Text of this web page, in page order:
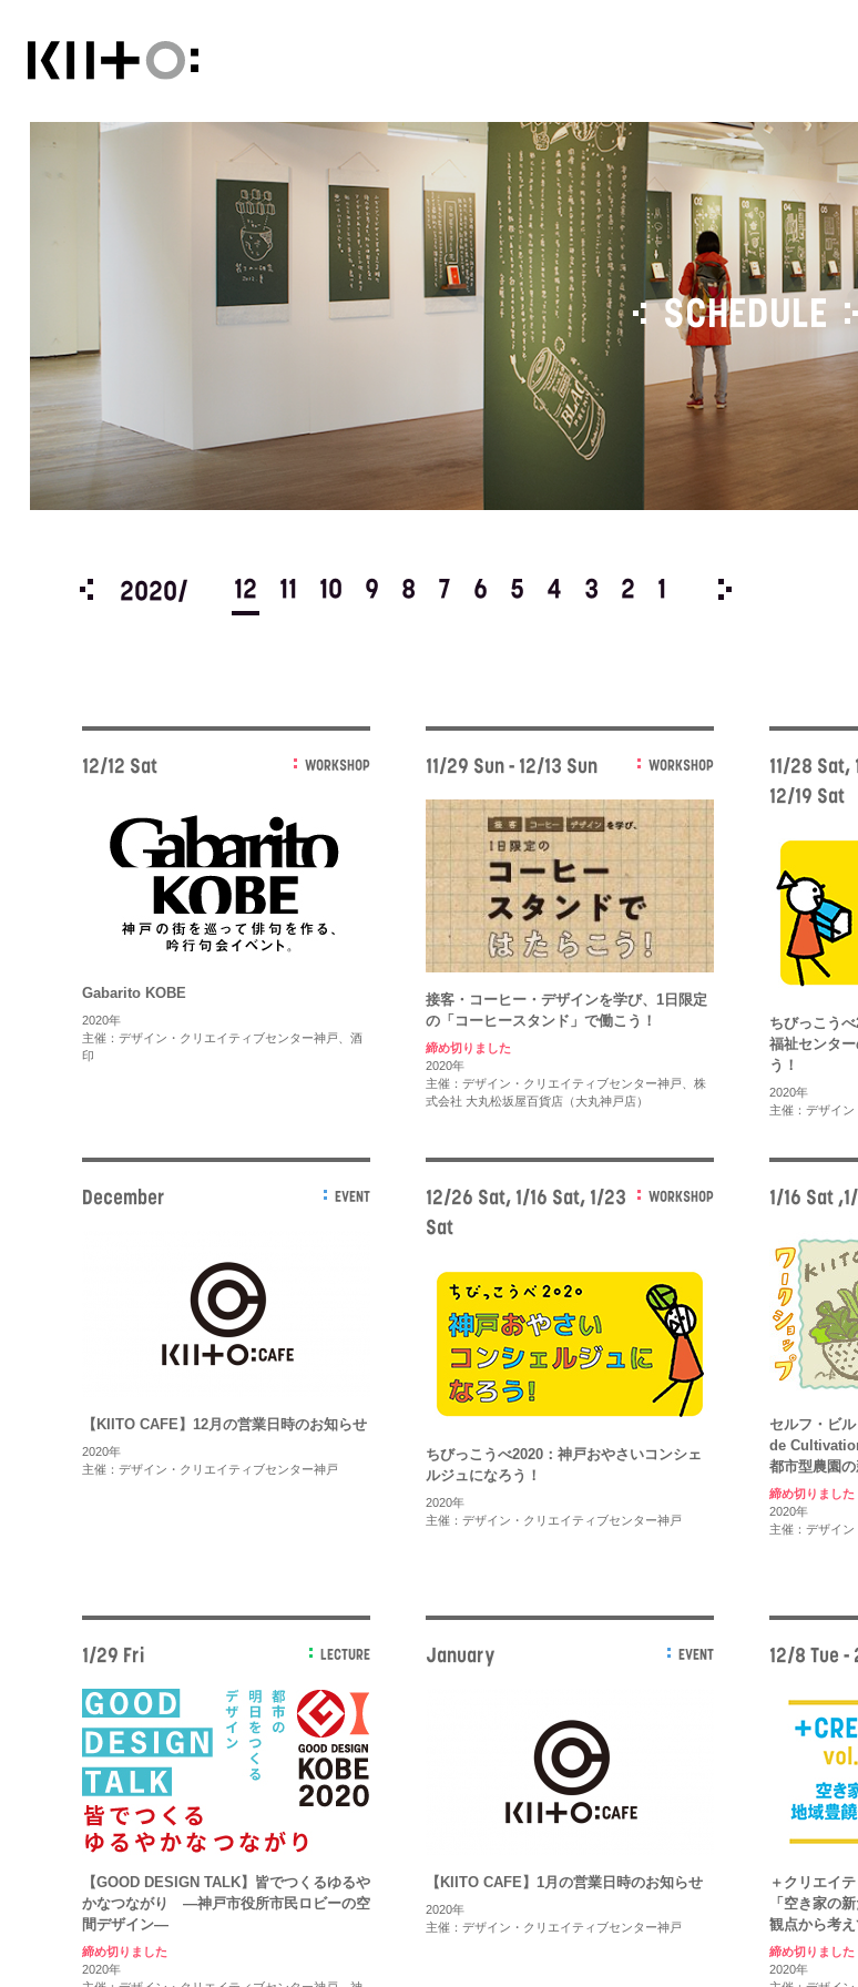
SCHEDULE
1 2020/ 12 11 10 9 8 7 6 5 4 3 2 1 2019/
12/12 Sat WORKSHOP
Gabarito KOBE
2020年
主催：デザイン・クリエイティブセンター神戸、酒
印
11/29 Sun - 12/13 Sun WORKSHOP
接客・コーヒー・デザインを学び、1日限定
の「コーヒースタンド」で働こう！
締め切りました
2020年
主催：デザイン・クリエイティブセンター神戸、株
式会社 大丸松坂屋百貨店（大丸神戸店）
11/28 Sat,
12/19 Sat
ちびっこう
福祉センタ
う！
2020年
主催：デザイ
December EVENT
【KIITO CAFE】12月の営業日時のお知らせ
2020年
主催：デザイン・クリエイティブセンター神戸
12/26 Sat, 1/16 Sat, 1/23
Sat
WORKSHOP
ちびっこうべ2020：神戸おやさいコンシェ
ルジュになろう！
2020年
主催：デザイン・クリエイティブセンター神戸
1/16 Sat
セルフ・ビ
de
都市型農園の
締め切りました
2020年
主催：デザイ
1/29 Fri LECTURE
【GOOD DESIGN TALK】皆でつくるゆるや
かなつながり ―神戸市役所市民ロビーの空
間デザイン―
締め切りました
2020年
January EVENT
【KIITO CAFE】1月の営業日時のお知らせ
2020年
主催：デザイン・クリエイティブセンター神戸
12/8 Tue -
＋クリエイ
「空き家の
観点から考え
締め切りました
2020年